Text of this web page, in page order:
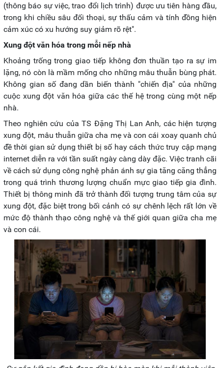
(thông báo sự việc, trao đổi lịch trình) được ưu tiên hàng đầu,
trong khi chiều sâu đối thoại, sự thấu cảm và tính đồng hiện
cảm xúc có xu hướng suy giảm rõ rệt".
Xung đột văn hóa trong mỗi nếp nhà
Khoảng trống trong giao tiếp không đơn thuần tạo ra sự im
lặng, nó còn là mầm mống cho những mâu thuẫn bùng phát.
Không gian số đang dần biến thành "chiến địa" của những
cuộc xung đột văn hóa giữa các thế hệ trong cùng một nếp
nhà.
Theo nghiên cứu của TS Đặng Thị Lan Anh, các hiện tượng
xung đột, mâu thuẫn giữa cha mẹ và con cái xoay quanh chủ
đề thời gian sử dụng thiết bị số hay cách thức truy cập mạng
internet diễn ra với tần suất ngày càng dày đặc. Việc tranh cãi
về cách sử dụng công nghệ phản ánh sự gia tăng căng thẳng
trong quá trình thương lượng chuẩn mực giao tiếp gia đình.
Thiết bị thông minh đã trở thành đối tượng trung tâm của sự
xung đột, đặc biệt trong bối cảnh có sự chênh lệch rất lớn về
mức độ thành thạo công nghệ và thế giới quan giữa cha mẹ
và con cái.